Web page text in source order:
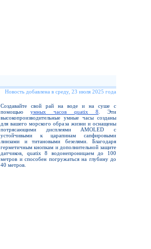
Новость добавлена в среду, 23 июля 2025 года
Создавайте свой рай на воде и на суше с
помощью умных часов quatix 8 . Эти
высокопроизводительные умные часы созданы
для вашего морского образа жизни и оснащены
потрясающими дисплеями AMOLED с
устойчивыми к царапинам сапфировыми
линзами и титановыми безелями. Благодаря
герметичным кнопкам и дополнительной защите
датчиков, quatix 8 водонепроницаем до 100
метров и способен погружаться на глубину до
40 метров.